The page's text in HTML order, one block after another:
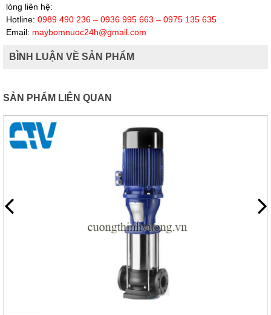
lòng liên hệ:
Hotline: 0989 490 236 – 0936 995 663 – 0975 135 635
Email: maybomnuoc24h@gmail.com
BÌNH LUẬN VỀ SẢN PHẨM
SẢN PHẨM LIÊN QUAN